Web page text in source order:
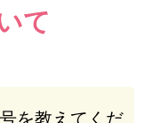
て
を教えてくだ